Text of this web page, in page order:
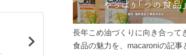
長年こめ油づくりに向き合って
食品の魅力を、macaroniの記事